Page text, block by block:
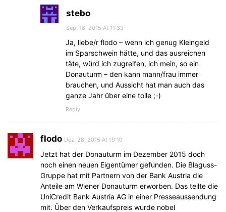
stebo
Sep. 18, 2015 At 11:33
Ja, liebe/r flodo – wenn ich genug Kleingeld
im Sparschwein hätte, und das ausreichen
täte, würd ich zugreifen, ich mein, so ein
Donauturm – den kann mann/frau immer
brauchen, und Aussicht hat man auch das
ganze Jahr über eine tolle ;-)
Reply
flodo Dez. 28, 2015 At 19:10
Jetzt hat der Donauturm im Dezember 2015 doch
noch einen neuen Eigentümer gefunden. Die Blaguss-
Gruppe hat mit Partnern von der Bank Austria die
Anteile am Wiener Donauturm erworben. Das teilte die
UniCredit Bank Austria AG in einer Presseaussendung
mit. Über den Verkaufspreis wurde nobel